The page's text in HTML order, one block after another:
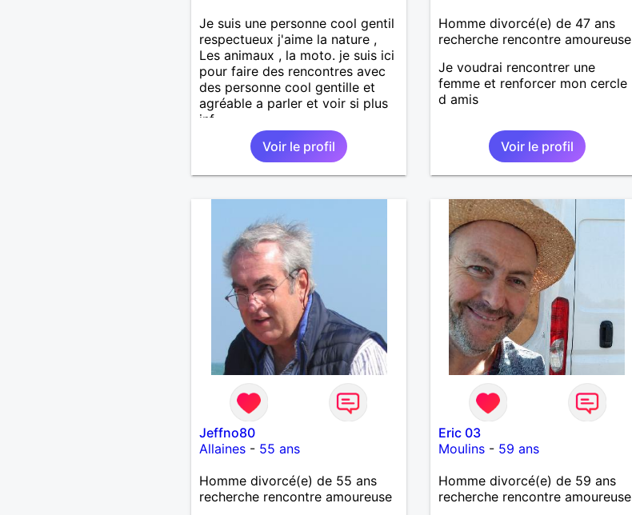
Je suis une personne cool gentil
respectueux j'aime la nature ,
Les animaux , la moto. je suis ici
pour faire des rencontres avec
des personne cool gentille et
agréable a parler et voir si plus
inf
Voir le profil
Homme divorcé(e) de 47 ans
recherche rencontre amoureuse
Je voudrai rencontrer une
femme et renforcer mon cercle
d amis
Voir le profil
Jeffno80
Allaines- 55 ans
Homme divorcé(e) de 55 ans
recherche rencontre amoureuse
Eric 03
Moulins- 59 ans
Homme divorcé(e) de 59 ans
recherche rencontre amoureuse